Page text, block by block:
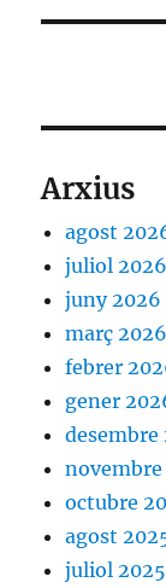
Arxius
agost
juliol 2026
juny 2026
març 2026
febrer
gener
desembre
novembre
octubre
agost
juliol 2025